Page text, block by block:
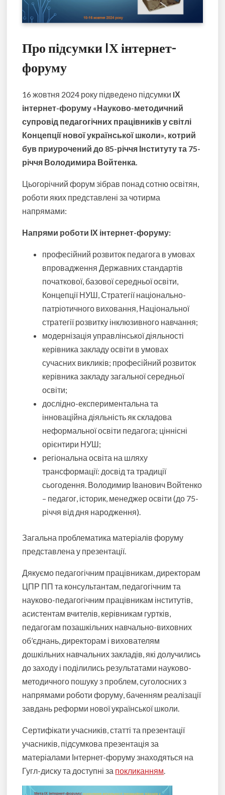
Про підсумки IХ інтернет-
форуму
16 жовтня 2024 року підведено підсумки IХ
інтернет-форуму «Науково-методичний
супровід педагогічних працівників у світлі
Концепції нової української школи», котрий
був приурочений до 85-річчя Інституту та 75-
річчя Володимира Войтенка.
Цьогорічний форум зібрав понад сотню освітян,
роботи яких представлені за чотирма
напрямами:
Напрями роботи ІХ інтернет-форуму:
професійний розвиток педагога в умовах
впровадження Державних стандартів
початкової, базової середньої освіти,
Концепції НУШ, Стратегії національно-
патріотичного виховання, Національної
стратегії розвитку інклюзивного навчання;
модернізація управлінської діяльності
керівника закладу освіти в умовах
сучасних викликів; професійний розвиток
керівника закладу загальної середньої
освіти;
дослідно-експериментальна та
інноваційна діяльність як складова
неформальної освіти педагога; ціннісні
орієнтири НУШ;
регіональна освіта на шляху
трансформації: досвід та традиції
сьогодення. Володимир Іванович Войтенко
– педагог, історик, менеджер освіти (до 75-
річчя від дня народження).
Загальна проблематика матеріалів форуму
представлена у презентації.
Дякуємо педагогічним працівникам, директорам
ЦПР ПП та консультантам, педагогічним та
науково-педагогічним працівникам інститутів,
асистентам вчителів, керівникам гуртків,
педагогам позашкільних навчально-виховних
об’єднань, директорам і вихователям
дошкільних навчальних закладів, які долучились
до заходу і поділились результатами науково-
методичного пошуку з проблем, суголосних з
напрямами роботи форуму, баченням реалізації
завдань реформи нової української школи.
Сертифікати учасників, статті та презентації
учасників, підсумкова презентація за
матеріалами Інтернет-форумузнаходяться на
Гугл-диску та доступні за покликанням.